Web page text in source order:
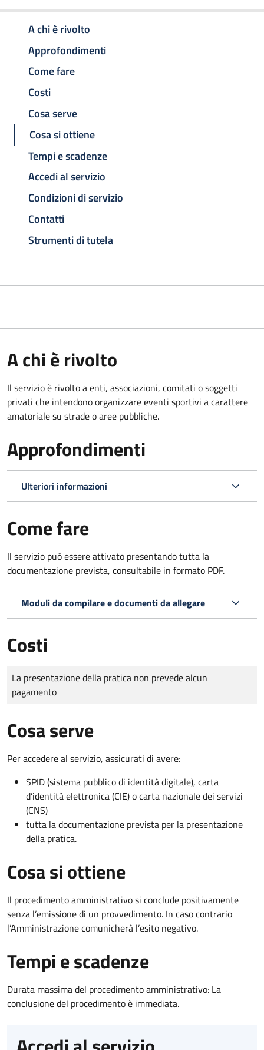
A chi è rivolto
Approfondimenti
Come fare
Costi
Cosa serve
Cosa si ottiene
Tempi e scadenze
Accedi al servizio
Condizioni di servizio
Contatti
Strumenti di tutela
A chi è rivolto
Il servizio è rivolto a enti, associazioni, comitati o soggetti
privati che intendono organizzare eventi sportivi a carattere
amatoriale su strade o aree pubbliche.
Approfondimenti
Ulteriori informazioni
Come fare
Il servizio può essere attivato presentando tutta la
documentazione prevista, consultabile in formato PDF.
Moduli da compilare e documenti da allegare
Costi
Tipo di pagamento
Importo
La presentazione della pratica non prevede alcun
pagamento
Cosa serve
Per accedere al servizio, assicurati di avere:
SPID (sistema pubblico di identità digitale), carta
d’identità elettronica (CIE) o carta nazionale dei servizi
(CNS)
tutta la documentazione prevista per la presentazione
della pratica.
Cosa si ottiene
Il procedimento amministrativo si conclude positivamente
senza l’emissione di un provvedimento. In caso contrario
l’Amministrazione comunicherà l’esito negativo.
Tempi e scadenze
Durata massima del procedimento amministrativo: La
conclusione del procedimento è immediata.